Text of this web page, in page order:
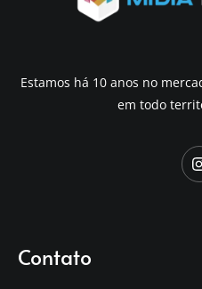
Estamos há 10 anos no
em todo
Contato